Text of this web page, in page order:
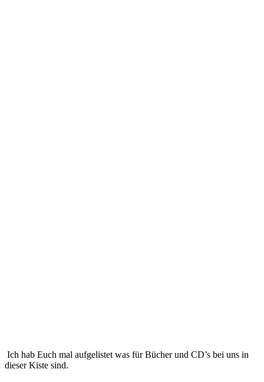
Ich hab Euch mal aufgelistet was für Bücher und CD’s bei uns in
dieser Kiste sind.